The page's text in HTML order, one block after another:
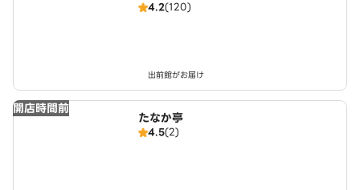
4.2(120)
出前館がお届け
開店時間前
たなか亭
4.5(2)